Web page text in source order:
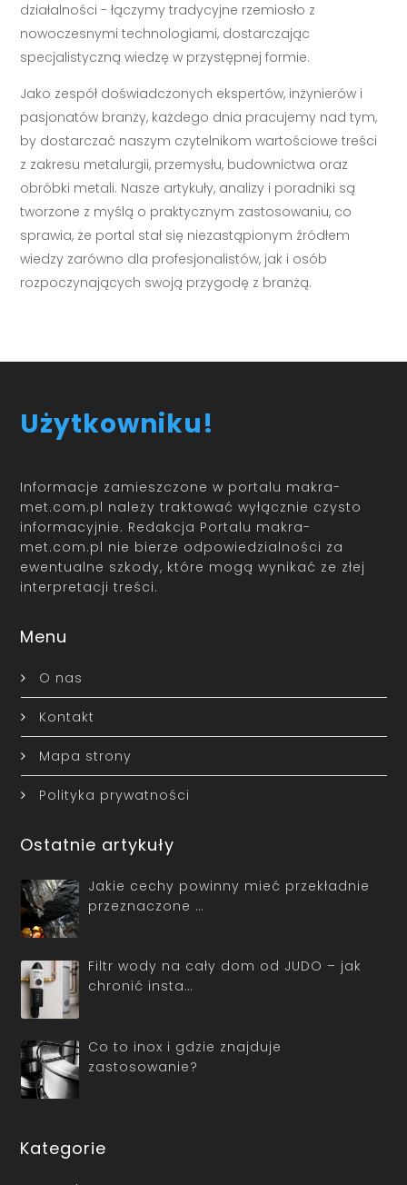
działalności - łączymy tradycyjne rzemiosło z
nowoczesnymi technologiami, dostarczając
specjalistyczną wiedzę w przystępnej formie.
Jako zespół doświadczonych ekspertów, inżynierów i
pasjonatów branży, każdego dnia pracujemy nad tym,
by dostarczać naszym czytelnikom wartościowe treści
z zakresu metalurgii, przemysłu, budownictwa oraz
obróbki metali. Nasze artykuły, analizy i poradniki są
tworzone z myślą o praktycznym zastosowaniu, co
sprawia, że portal stał się niezastąpionym źródłem
wiedzy zarówno dla profesjonalistów, jak i osób
rozpoczynających swoją przygodę z branżą.
Użytkowniku!
Informacje zamieszczone w portalu makra-
met.com.pl należy traktować wyłącznie czysto
informacyjnie. Redakcja Portalu makra-
met.com.pl nie bierze odpowiedzialności za
ewentualne szkody, które mogą wynikać ze złej
interpretacji treści.
Menu
O nas
Kontakt
Mapa strony
Polityka prywatności
Ostatnie artykuły
Jakie cechy powinny mieć przekładnie
przeznaczone …
Filtr wody na cały dom od JUDO – jak
chronić insta…
Co to inox i gdzie znajduje
zastosowanie?
Kategorie